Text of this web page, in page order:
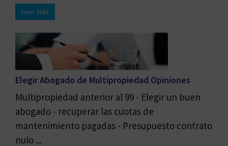
Leer Más
Elegir Abogado de Multipropiedad Opiniones
Multipropiedad anterior al 99 - Elegir un buen
abogado - recuperar las cuotas de
mantenimiento pagadas - Presupuesto contrato
nulo ...